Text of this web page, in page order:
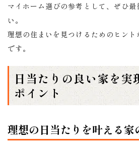
マイホーム選びの参考として、ぜひ最
い。
理想の住まいを見つけるためのヒン
です。
日当たりの良い家を実
ポイント
理想の日当たりを叶える家